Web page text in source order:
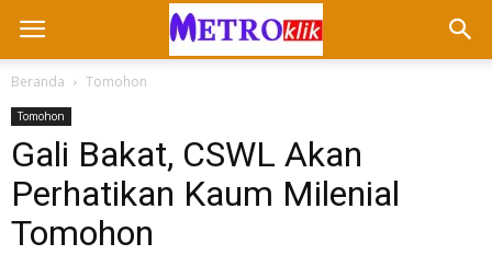
Beranda Tomohon
Tomohon
Gali Bakat, CSWL Akan
Perhatikan Kaum Milenial
Tomohon